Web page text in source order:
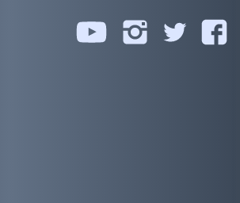
تابعنا
تابعنا
تابعنا